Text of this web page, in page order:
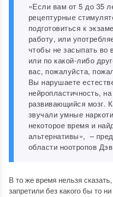
«Если вам от 5 до 35
рецептурные
подготовиться к
работу, или
чтобы не засыпать во
или по какой-либо
вас, пожалуйста,
Вы нарушаете
нейропластичность,
развивающийся мозг.
звучали умные
некоторое время и
альтернативы», –
области ноотропов
В то же время нельзя
запретили без какого бы то